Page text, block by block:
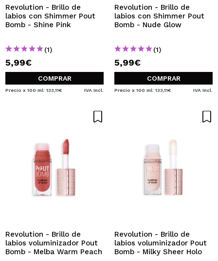
Revolution - Brillo de
labios con Shimmer Pout
Bomb - Shine Pink
(1)
5,99€
COMPRAR
Precio x 100 ml: 133,11€ IVA Incl.
Revolution - Brillo de
labios con Shimmer Pout
Bomb - Nude Glow
(1)
5,99€
COMPRAR
Precio x 100 ml: 133,11€ IVA Incl.
Revolution - Brillo de
labios voluminizador Pout
Bomb - Melba Warm Peach
Revolution - Brillo de
labios voluminizador Pout
Bomb - Milky Sheer Holo